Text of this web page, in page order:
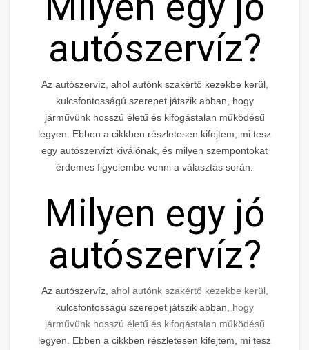
autószervíz?
Az autószervíz, ahol autónk szakértő kezekbe kerül,
kulcsfontosságú szerepet játszik abban, hogy
járművünk hosszú életű és kifogástalan működésű
legyen. Ebben a cikkben részletesen kifejtem, mi tesz
egy autószervízt kiválónak, és milyen szempontokat
érdemes figyelembe venni a választás során.
Milyen egy jó
autószervíz?
Az autószervíz, ahol autónk szakértő kezekbe kerül,
kulcsfontosságú szerepet játszik abban,
hogy
járművünk hosszú életű és kifogástalan működésű
legyen. Ebben a cikkben részletesen kifejtem, mi tesz